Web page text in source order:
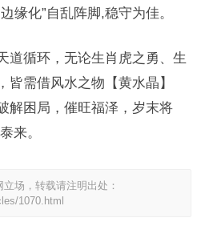
缘化”自乱阵脚,稳守为佳。
道循环，无论生肖虎之勇、生
皆需借风水之物【黄水晶】
解困局，催旺福泽，岁末将
来。
场，转载请注明出处：
1070.html